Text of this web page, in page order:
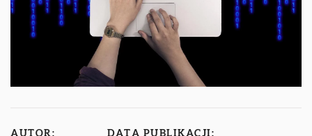
AUTOR: DATA PUBLIKACJI: